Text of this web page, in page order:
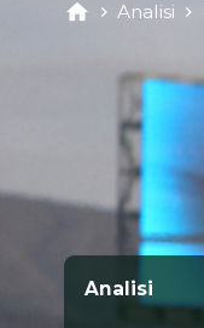
Analisi
Analisi